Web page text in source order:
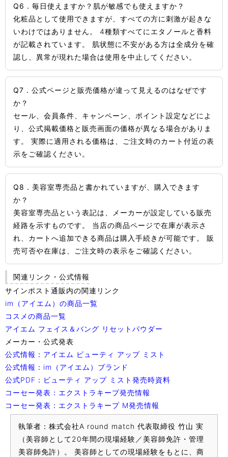
Q6．毎日使えますか？肌が敏感でも使えますか？
化粧品として使用できますが、すべての方に刺激が起きな
いわけではありません。 4種類すべてにエタノールと香料
が記載されています。 肌状態に不安がある方は全成分を確
認し、異常が現れた場合は使用を中止してください。
Q7．公式ページと販売価格が違って見えるのはなぜです
か？
セール、会員条件、キャンペーン、ポイント設定などによ
り、公式掲載価格と販売画面の価格が異なる場合がありま
す。 実際に適用される価格は、ご注文時のカート付近の表
示をご確認ください。
Q8．美容室専売品と書かれていますが、購入できます
か？
美容室専売品という表記は、メーカーが設定している販売
経路を示すものです。 当店の商品ページで在庫が表示さ
れ、カートへ追加できる商品は購入手続きが可能です。 販
売可否や在庫は、ご注文時の表示をご確認ください。
関連リンク・公式情報
サインポスト通販内の関連リンク
im（アイエム）の商品一覧
コスメの商品一覧
アイエム フェイス＆バング リセットパウダー
メーカー・公式発表
公式情報：アイエム ビューティ アップ ミスト
公式情報：im（アイエム）ブランド
公式PDF：ビューティ アップ ミスト発売時資料
コーセー発表：エクストラキープ発売情報
コーセー発表：エクストラキープ M発売情報
執筆者：株式会社A round match 代表取締役 竹山 実
（美容師として20年間の現場経験／美容師免許・管理
美容師免許）。 美容師としての現場経験をもとに、商